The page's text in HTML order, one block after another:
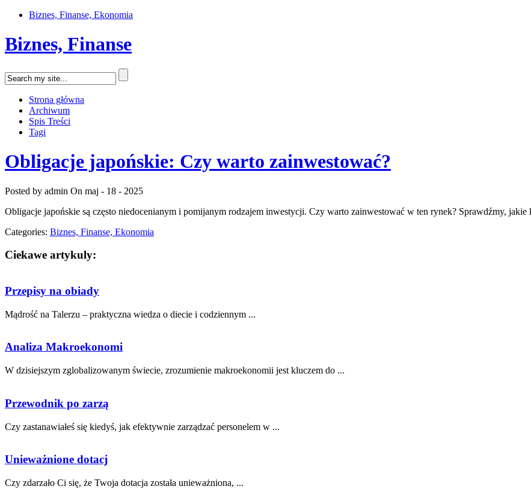
Biznes, Finanse, Ekonomia
Biznes, Finanse
Strona główna
Archiwum
Spis Treści
Tagi
Obligacje japońskie: Czy warto zainwestować?
Posted by admin On maj - 18 - 2025
Obligacje japońskie są często niedocenianym i pomijanym rodzajem inwestycji. Czy warto zainwestować w ten rynek? Sprawdźmy,
Categories: Biznes, Finanse, Ekonomia
Ciekawe artykuly:
Przepisy na obiady
Mądrość na Talerzu – praktyczna wiedza o diecie i codziennym ...
Analiza Makroekonomi
W dzisiejszym zglobalizowanym ‍świecie, zrozumienie​ makroekonomii jest kluczem do ...
Przewodnik po zarzą
Czy zastanawiałeś się kiedyś, jak efektywnie zarządzać personelem w ...
Unieważnione dotacj
Czy zdarzało Ci się, że Twoja⁢ dotacja została ‌unieważniona, ...